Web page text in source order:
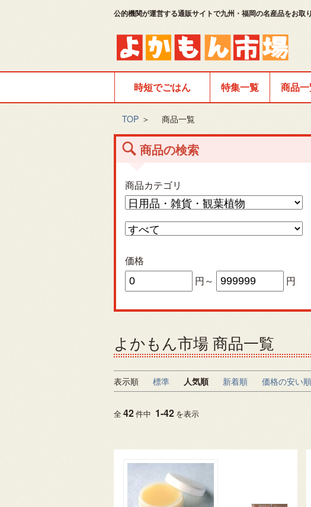
公的機関が運営する通販サイトで九州・福岡の名産品をお取
時短でごはん 特集一覧 商品
TOP ＞ 商品一覧
商品の検索
商品カテゴリ
価格
円～
円
よかもん市場 商品一覧
表示順 標準 人気順 新着順 価格の安い順
全42件中 1-42 を表示